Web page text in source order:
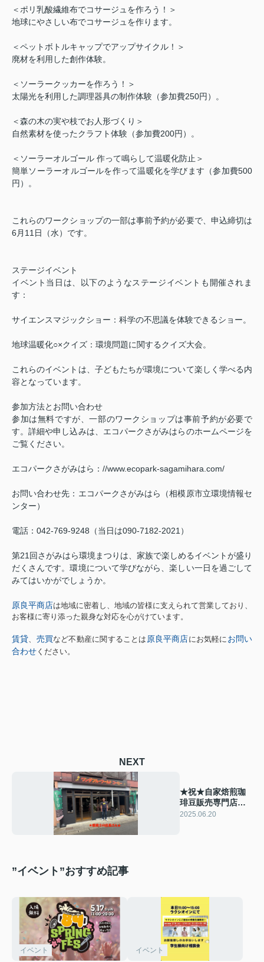
＜ポリ乳酸繊維布でコサージュを作ろう！＞
地球にやさしい布でコサージュを作ります。
＜ペットボトルキャップでアップサイクル！＞
廃材を利用した創作体験。
＜ソーラークッカーを作ろう！＞
太陽光を利用した調理器具の制作体験（参加費250円）。
＜森の木の実や枝でお人形づくり＞
自然素材を使ったクラフト体験（参加費200円）。
＜ソーラーオルゴール 作って鳴らして温暖化防止＞
簡単ソーラーオルゴールを作って温暖化を学びます（参加費500
円）。
これらのワークショップの一部は事前予約が必要で、申込締切は
6 月 11 日（水）です。
ステージイベント
イベント当日は、以下のようなステージイベントも開催されま
す：
サイエンスマジックショー：科学の不思議を体験できるショー。
地球温暖化○×クイズ：環境問題に関するクイズ大会。
これらのイベントは、子どもたちが環境について楽しく学べる内
容となっています。
参加方法とお問い合わせ
参加は無料ですが、一部のワークショップは事前予約が必要で
す。詳細や申し込みは、エコパークさがみはらのホームページを
ご覧ください。
エコパークさがみはら： //www.ecopark-sagamihara.com/
お問い合わせ先：エコパークさがみはら（相模原市立環境情報セ
ンター）
電話： 042-769-9248 （当日は090-7182-2021 ）
第21 回さがみはら環境まつりは、家族で楽しめるイベントが盛り
だくさんです。環境について学びながら、楽しい一日を過ごして
みてはいかがでしょうか。
原良平商店は地域に密着し、地域の皆様に支えられて営業しており、
お客様に寄り添った親身な対応を心がけています。
賃貸 売買など不動産に関することは 原良平商店にお気軽に お問い
合わせ ください。
NEXT
★祝★自家焙煎珈
琲豆販売専門店
★OPEN★
2025.06.20
”イベント”おすすめ記事
イベント イベント